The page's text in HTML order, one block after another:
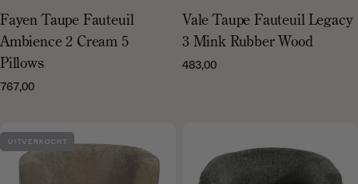
Fayen Taupe Fauteuil
Ambience 2 Cream 5
Pillows
Normale
767,00
Vale Taupe Fauteuil Legacy
3 Mink Rubber Wood
Normale
483,00
uitverkocht